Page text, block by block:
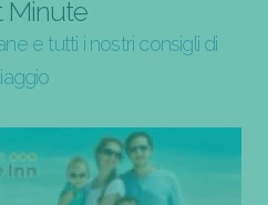
Minute
e tutti i nostri consigli di